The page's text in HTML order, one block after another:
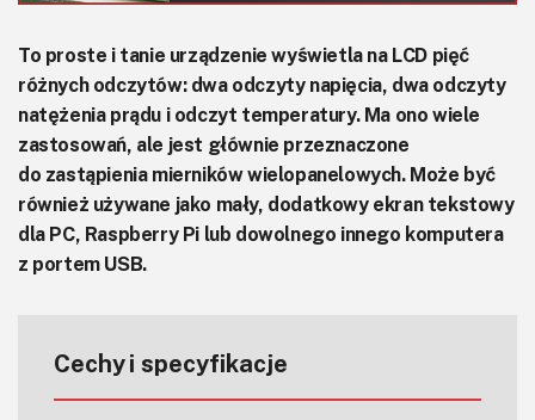
To proste i tanie urządzenie wyświetla na LCD pięć
różnych odczytów: dwa odczyty napięcia, dwa odczyty
natężenia prądu i odczyt temperatury. Ma ono wiele
zastosowań, ale jest głównie przeznaczone
do zastąpienia mierników wielopanelowych. Może być
również używane jako mały, dodatkowy ekran tekstowy
dla PC, Raspberry Pi lub dowolnego innego komputera
z portem USB.
Cechy i specyfikacje